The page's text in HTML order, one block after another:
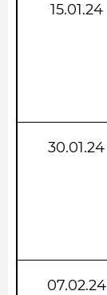
15.01.24
30.01.24
07.02.24